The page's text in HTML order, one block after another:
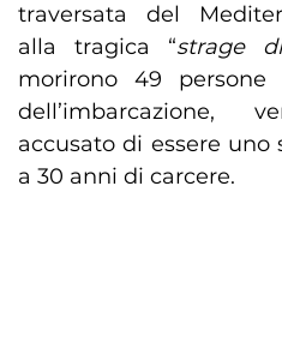
traversata del
alla tragica “strage
morirono 49 persone
dell’imbarcazione,
accusato di essere
a 30 anni di carcere.